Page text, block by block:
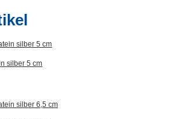
silber 5 cm